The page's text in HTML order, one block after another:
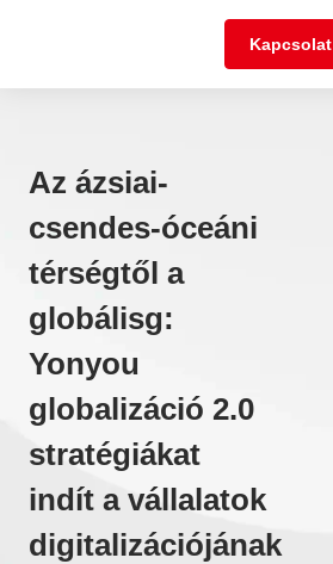
Kapcsolat
Az ázsiai-
csendes-óceáni
térségtől a
globálisg:
Yonyou
globalizáció 2.0
stratégiákat
indít a vállalatok
digitalizációjának